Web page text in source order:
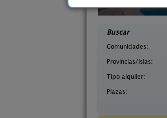
Buscar
Comunidades:
Provincias/Islas:
Tipo alquiler:
Plazas: